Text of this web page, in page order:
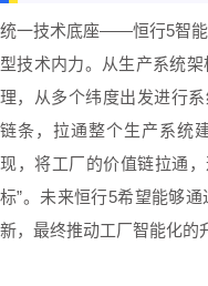
统一技术底座——恒行5智能
型技术内力。从生产系统
理，从多个纬度出发进行
链条，拉通整个生产系统
现，将工厂的价值链拉通
标”。未来恒行5希望能够
新，最终推动工厂智能化的